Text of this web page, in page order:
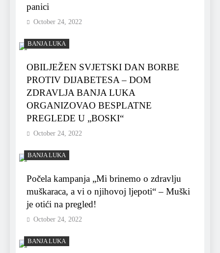
panici
October 24, 2022
BANJA LUKA
OBILJEŽEN SVJETSKI DAN BORBE
PROTIV DIJABETESA – DOM
ZDRAVLJA BANJA LUKA
ORGANIZOVAO BESPLATNE
PREGLEDE U „BOSKI“
October 24, 2022
BANJA LUKA
Počela kampanja „Mi brinemo o zdravlju
muškaraca, a vi o njihovoj ljepoti“ – Muški
je otići na pregled!
October 24, 2022
BANJA LUKA